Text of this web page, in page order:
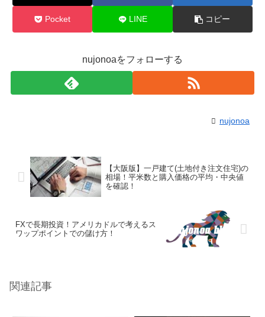
Pocket LINE コピー
nujonoaをフォローする
nujonoa
【大阪版】一戸建て(土地付き注文住宅)の
相場！平米数と購入価格の平均・中央値
を確認！
FXで長期投資！アメリカドルで考えるス
ワップポイントでの儲け方！
関連記事